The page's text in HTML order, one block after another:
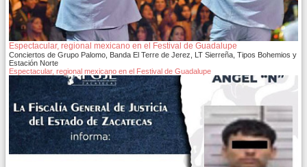
Espectacular, regional mexicano en el Festival de Guadalupe
Conciertos de Grupo Palomo, Banda El Terre de Jerez, LT Sierreña, Tipos Bohemios y
Estación Norte
Espectacular, regional mexicano en el Festival de Guadalupe